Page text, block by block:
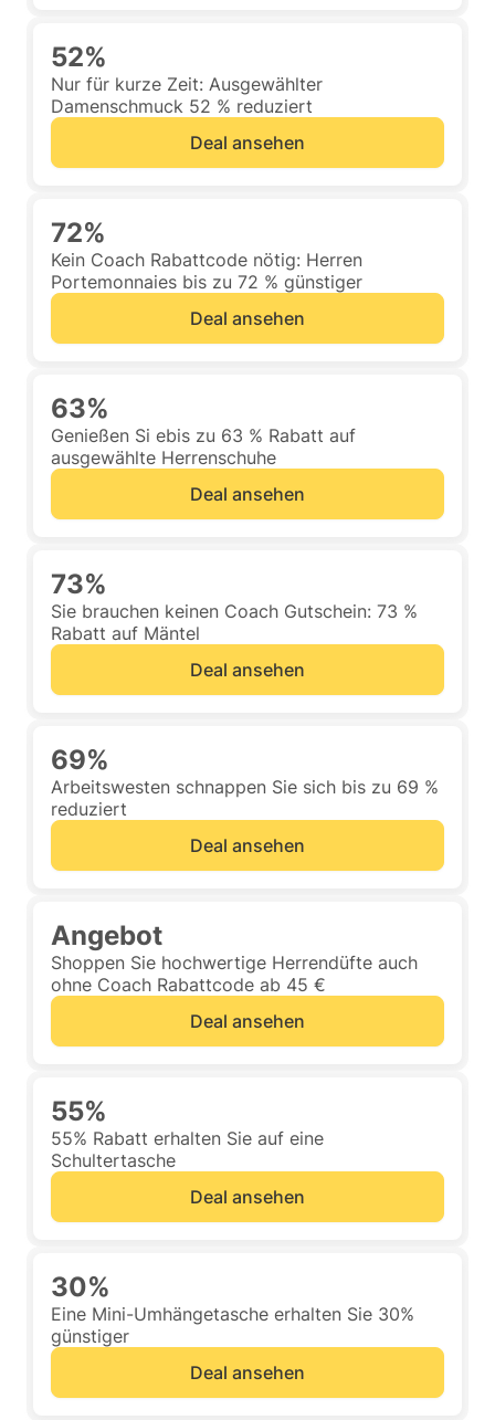
52%
Nur für kurze Zeit: Ausgewählter
Damenschmuck 52 % reduziert
Deal ansehen
72%
Kein Coach Rabattcode nötig: Herren
Portemonnaies bis zu 72 % günstiger
Deal ansehen
63%
Genießen Si ebis zu 63 % Rabatt auf
ausgewählte Herrenschuhe
Deal ansehen
73%
Sie brauchen keinen Coach Gutschein: 73 %
Rabatt auf Mäntel
Deal ansehen
69%
Arbeitswesten schnappen Sie sich bis zu 69 %
reduziert
Deal ansehen
Angebot
Shoppen Sie hochwertige Herrendüfte auch
ohne Coach Rabattcode ab 45 €
Deal ansehen
55%
55% Rabatt erhalten Sie auf eine
Schultertasche
Deal ansehen
30%
Eine Mini-Umhängetasche erhalten Sie 30%
günstiger
Deal ansehen